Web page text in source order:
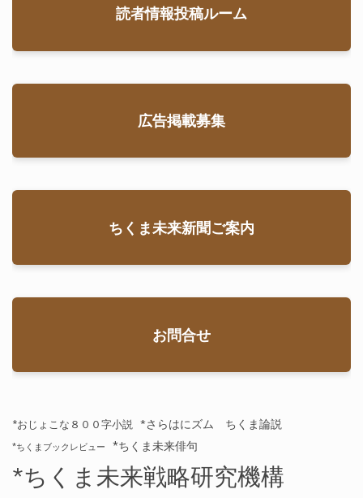
読者情報投稿ルーム
広告掲載募集
ちくま未来新聞ご案内
お問合せ
*おじょこな８００字小説 *さらはにズム ちくま論説
*ちくまブックレビュー *ちくま未来俳句
*ちくま未来戦略研究機構